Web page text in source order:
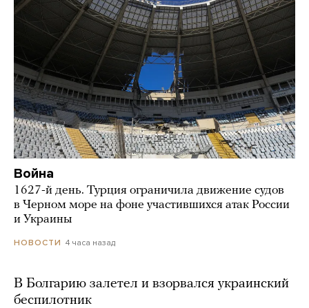
Война
1627-й день. Турция ограничила движение судов
в Черном море на фоне участившихся атак России
и Украины
НОВОСТИ 4 часа назад
В Болгарию залетел и взорвался украинский
беспилотник